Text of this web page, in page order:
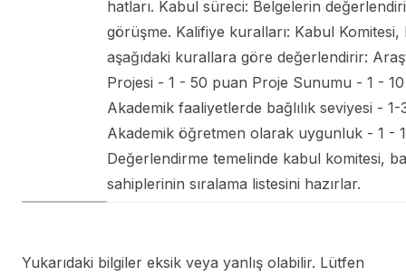
hatları. Kabul süreci: Belgelerin
görüşme. Kalifiye kuralları: Kabul Komitesi,
aşağıdaki kurallara göre değerlendirir:
Projesi - 1 - 50 puan Proje Sunumu - 1 -
Akademik faaliyetlerde bağlılık seviyesi -
Akademik öğretmen olarak uygunluk - 1 -
Değerlendirme temelinde kabul komitesi,
sahiplerinin sıralama listesini hazırlar.
Yukarıdaki bilgiler eksik veya yanlış olabilir. Lütfen